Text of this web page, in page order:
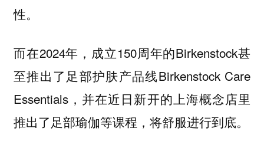
性。
而在2024年，成立150周年的Birkenstock甚
至推出了足部护肤产品线Birkenstock Care
Essentials，并在近日新开的上海概念店里
推出了足部瑜伽等课程，将舒服进行到底。